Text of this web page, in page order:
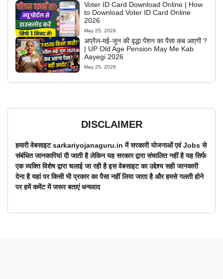
Voter ID Card Download Online | How
to Download Voter ID Card Online
2026
May 25, 2026
अप्रैल-मई-जून की वृद्धा पेंशन का पैसा कब आएगी ?
| UP Old Age Pension May Me Kab
Aayegi 2026
May 25, 2026
DISCLAIMER
हमारी वेबसाइट sarkariyojanaguru.in में सरकारी योजनाओं एवं Jobs से
संबंधित जानकारियां दी जाती है लेकिन यह सरकार द्वारा संचालित नहीं है यह सिर्फ
एक व्यक्ति विशेष द्वारा चलाई जा रही है इस वेबसाइट का उद्देश्य सही जानकारी
देना है यहां पर किसी भी प्रकार का पैसा नहीं लिया जाता है और हमसे गलती होने
पर हमें कमेंट में जरूर बताएं धन्यवाद